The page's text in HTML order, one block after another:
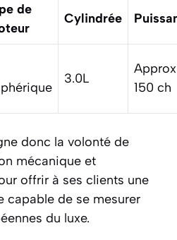
de
Cylindrée
3.0L
150 ch
donc la volonté de
mécanique et
offrir à ses clients une
capable de se mesurer
du luxe.